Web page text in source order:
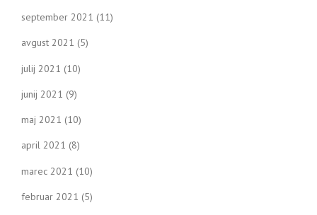
september 2021 (11)
avgust 2021 (5)
julij 2021 (10)
junij 2021 (9)
maj 2021 (10)
april 2021 (8)
marec 2021 (10)
februar 2021 (5)